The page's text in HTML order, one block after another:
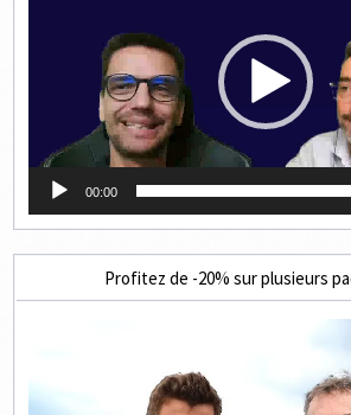
00:00
Profitez de -20% sur plusieurs